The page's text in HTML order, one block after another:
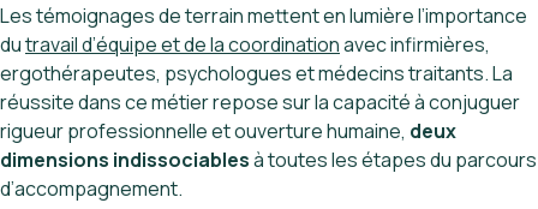
Les témoignages de terrain mettent en lumière l’importance
dutravail d’équipe et de la coordinationavec infirmières,
ergothérapeutes, psychologues et médecins traitants. La
réussite dans ce métier repose sur la capacité à conjuguer
rigueur professionnelle et ouverture humaine, deux
dimensions indissociablesà toutes les étapes du parcours
d’accompagnement.